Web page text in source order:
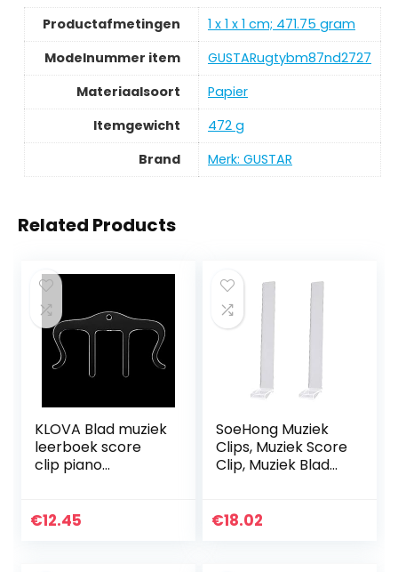
Productafmetingen
‎1 x 1 x 1 cm; 471.75 gram
Modelnummer item
‎GUSTARugtybm87nd2727
Materiaalsoort
‎Papier
Itemgewicht
‎472 g
Brand
Merk: GUSTAR
Related Products
KLOVA Blad muziek
leerboek score
clip piano
leesmarkers
€12.45
SoeHong Muziek
Clips, Muziek Score
Clip, Muziek Blad
Houder voor
€18.02